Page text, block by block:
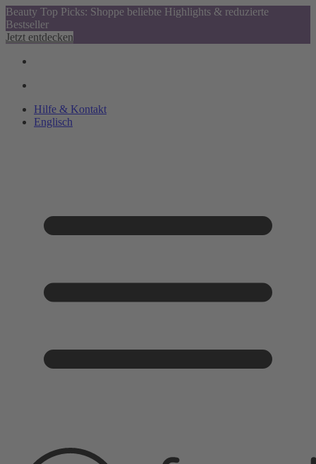
Beauty Top Picks: Shoppe beliebte Highlights & reduzierte
Bestseller
Jetzt entdecken
Hilfe & Kontakt
Englisch